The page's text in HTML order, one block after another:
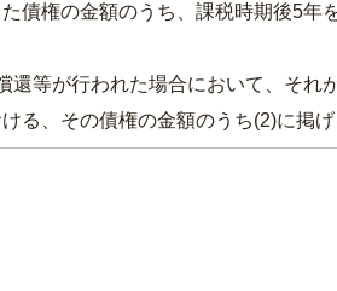
債権の金額のうち、課税時期後5年
還等が行われた場合において、それ
る、その債権の金額のうち(2)に掲